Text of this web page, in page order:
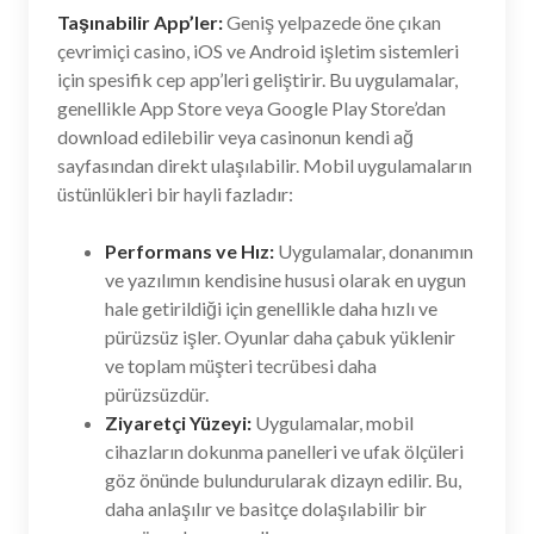
Taşınabilir App’ler:Geniş yelpazede öne çıkan
çevrimiçi casino, iOS ve Android işletim sistemleri
için spesifik cep app’leri geliştirir. Bu uygulamalar,
genellikle App Store veya Google Play Store’dan
download edilebilir veya casinonun kendi ağ
sayfasından direkt ulaşılabilir. Mobil uygulamaların
üstünlükleri bir hayli fazladır:
Performans ve Hız: Uygulamalar, donanımın
ve yazılımın kendisine hususi olarak en uygun
hale getirildiği için genellikle daha hızlı ve
pürüzsüz işler. Oyunlar daha çabuk yüklenir
ve toplam müşteri tecrübesi daha
pürüzsüzdür.
Ziyaretçi Yüzeyi: Uygulamalar, mobil
cihazların dokunma panelleri ve ufak ölçüleri
göz önünde bulundurularak dizayn edilir. Bu,
daha anlaşılır ve basitçe dolaşılabilir bir